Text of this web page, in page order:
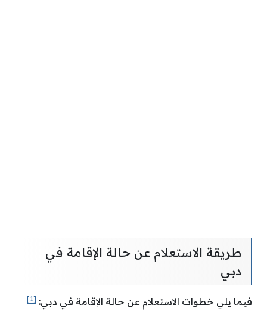
طريقة الاستعلام عن حالة الإقامة في
دبي
فيما يلي خطوات الاستعلام عن حالة الإقامة في دبي: [1]